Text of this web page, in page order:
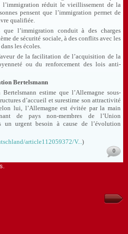
l’immigration réduit le vieillissement de la
pensent que l’immigration permet de
qualifiée.
l’immigration conduit à des charges
de sécurité sociale, à des conflits avec les
les écoles.
de la facilitation de l’acquisition de la
ou du renforcement des lois anti-
Bertelsmann
estime que l’Allemagne sous-
d’accueil et surestime son attractivité
lui, l’Allemagne est évitée par la main
de pays non-membres de l’Union
un urgent besoin à cause de l’évolution
article112059372/V...)
0